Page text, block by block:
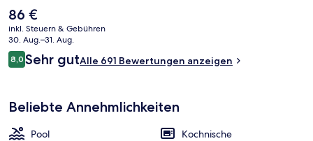
einen kurzen Fußmarsch von den öffentlichen Verkehrsmitteln
entfernt: Zur U-Bahn läuft man 4 Minuten (Straßenbahnhaltestelle
Ancienne Synagogue/Les Halles) bzw. 6 Minuten
(Straßenbahnhaltestelle Homme de Fer).
Der
aktuelle
Preis
beträgt
86 €.
86 €
inkl. Steuern & Gebühren
30. Aug.–31. Aug.
Bewertungen
8,08,0 von 10.
Sehr gutAlle 691 Bewertungen anzeigen
Beliebte Annehmlichkeiten
Pool
Kochnische